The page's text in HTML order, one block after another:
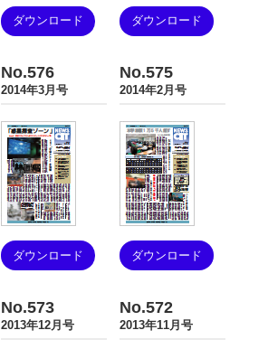
ダウンロード ダウンロード
No.576
2014年3月号
ダウンロード
No.575
2014年2月号
ダウンロード
No.573
2013年12月号
No.572
2013年11月号